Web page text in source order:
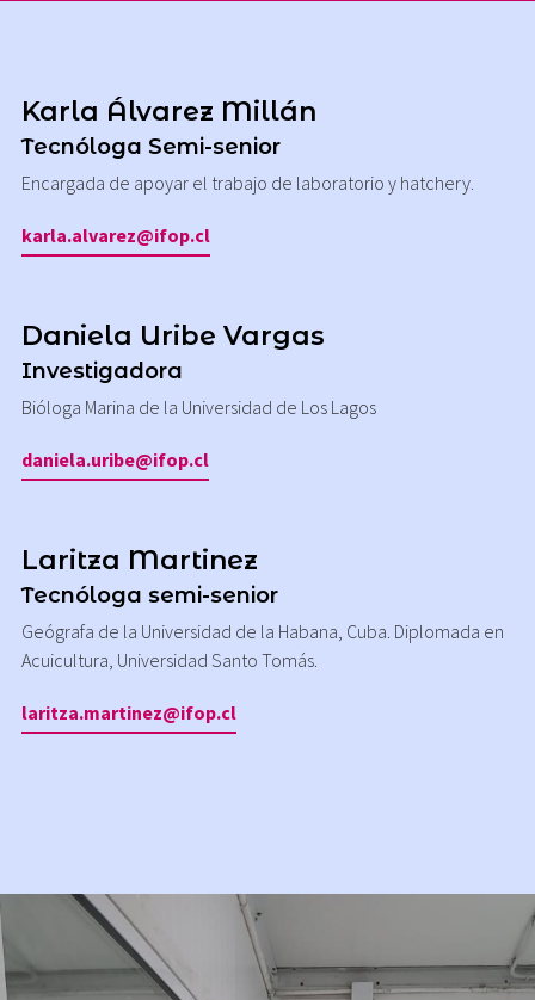
Karla Álvarez Millán
Tecnóloga Semi-senior
Encargada de apoyar el trabajo de laboratorio y hatchery.
karla.alvarez@ifop.cl
Daniela Uribe Vargas
Investigadora
Bióloga Marina de la Universidad de Los Lagos
daniela.uribe@ifop.cl
Laritza Martinez
Tecnóloga semi-senior
Geógrafa de la Universidad de la Habana, Cuba. Diplomada en
Acuicultura, Universidad Santo Tomás.
laritza.martinez@ifop.cl